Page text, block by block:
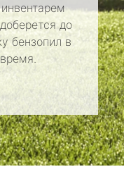
до
бензопил в